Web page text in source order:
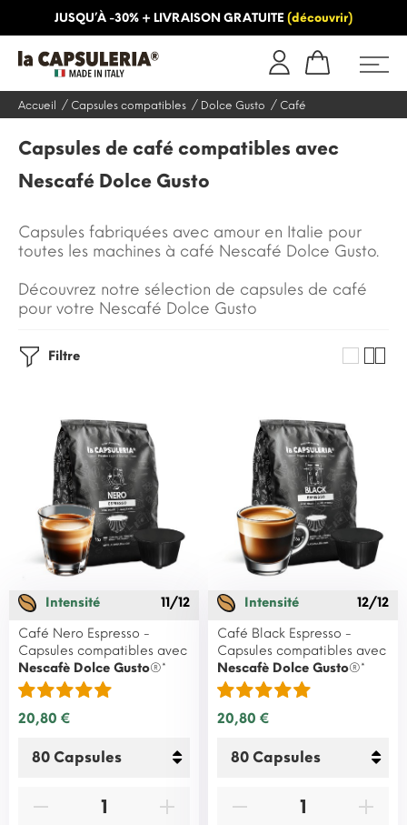
JUSQU’À -30% + LIVRAISON GRATUITE (découvrir)
Accueil Capsules compatibles Dolce Gusto Café
Capsules de café compatibles avec
Nescafé Dolce Gusto
Capsules fabriquées avec amour en Italie pour
toutes les machines à café Nescafé Dolce Gusto.
Découvrez notre sélection de capsules de café
pour votre Nescafé Dolce Gusto
Filtre
Intensité
11/12
Café Nero Espresso -
Capsules compatibles avec
Nescafè Dolce Gusto®*
20,80 €
Intensité
12/12
Café Black Espresso -
Capsules compatibles avec
Nescafè Dolce Gusto®*
20,80 €